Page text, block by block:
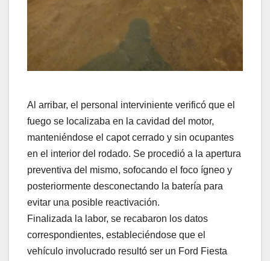
Al arribar, el personal interviniente verificó que el
fuego se localizaba en la cavidad del motor,
manteniéndose el capot cerrado y sin ocupantes
en el interior del rodado. Se procedió a la apertura
preventiva del mismo, sofocando el foco ígneo y
posteriormente desconectando la batería para
evitar una posible reactivación.
Finalizada la labor, se recabaron los datos
correspondientes, estableciéndose que el
vehículo involucrado resultó ser un Ford Fiesta